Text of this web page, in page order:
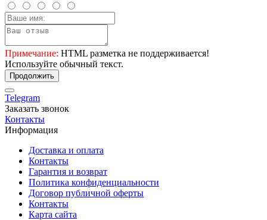
Примечание: HTML разметка не поддерживается!
Используйте обычный текст.
Продолжить
Telegram
Заказать звонок
Контакты
Информация
Доставка и оплата
Контакты
Гарантия и возврат
Политика конфиденциальности
Договор публичной оферты
Контакты
Карта сайта